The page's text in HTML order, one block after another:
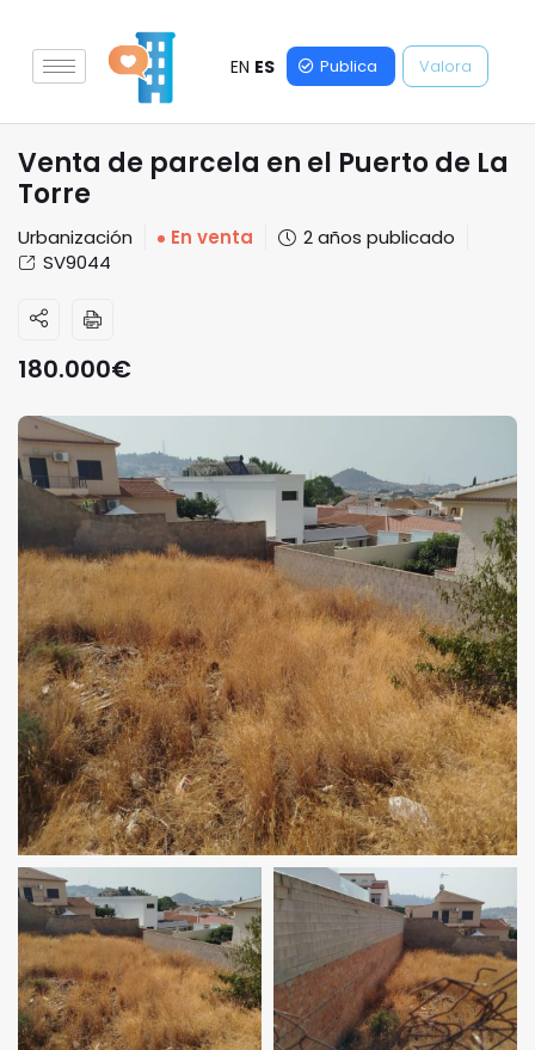
EN ES Publica Valora
Venta de parcela en el Puerto de La
Torre
Urbanización En venta
2 años publicado
SV9044
180.000€